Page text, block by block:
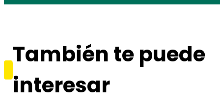
También te puede
interesar